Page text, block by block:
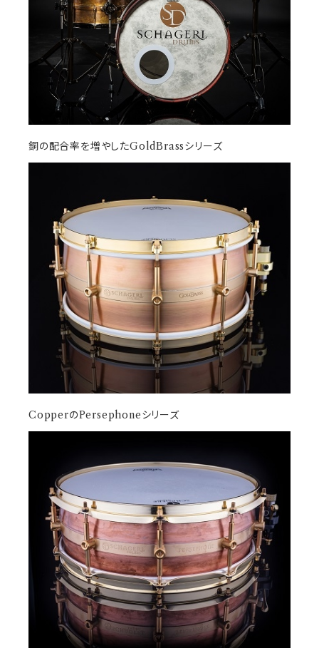
銅の配合率を増やしたGoldBrassシリーズ
CopperのPersephoneシリーズ